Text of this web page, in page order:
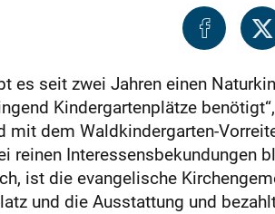
es seit zwei Jahren einen
Kindergartenplätze
mit dem Waldkindergarten-
reinen
ist die evangelische
und die Ausstattung und